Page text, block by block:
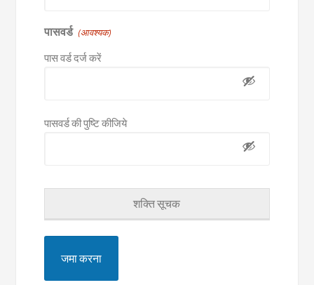
पासवर्ड (आवश्यक)
पास वर्ड दर्ज करें
पासवर्ड की पुष्टि कीजिये
शक्ति सूचक